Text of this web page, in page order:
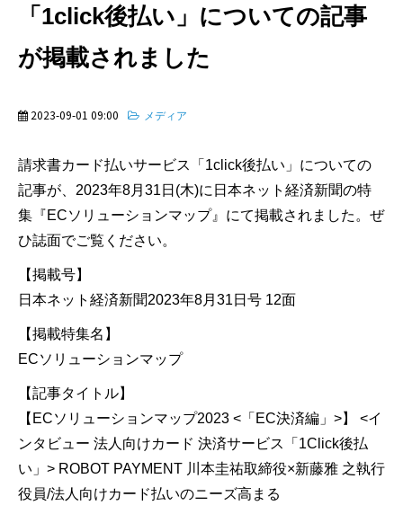
「1click後払い」についての記事
が掲載されました
2023-09-01 09:00 メディア
請求書カード払いサービス「1click後払い」についての
記事が、2023年8月31日(木)に日本ネット経済新聞の特
集『ECソリューションマップ』にて掲載されました。ぜ
ひ誌面でご覧ください。
【掲載号】
日本ネット経済新聞2023年8月31日号 12面
【掲載特集名】
ECソリューションマップ
【記事タイトル】
【ECソリューションマップ2023 <「EC決済編」>】 <イ
ンタビュー 法人向けカード 決済サービス「1Click後払
い」> ROBOT PAYMENT 川本圭祐取締役×新藤雅 之執行
役員/法人向けカード払いのニーズ高まる